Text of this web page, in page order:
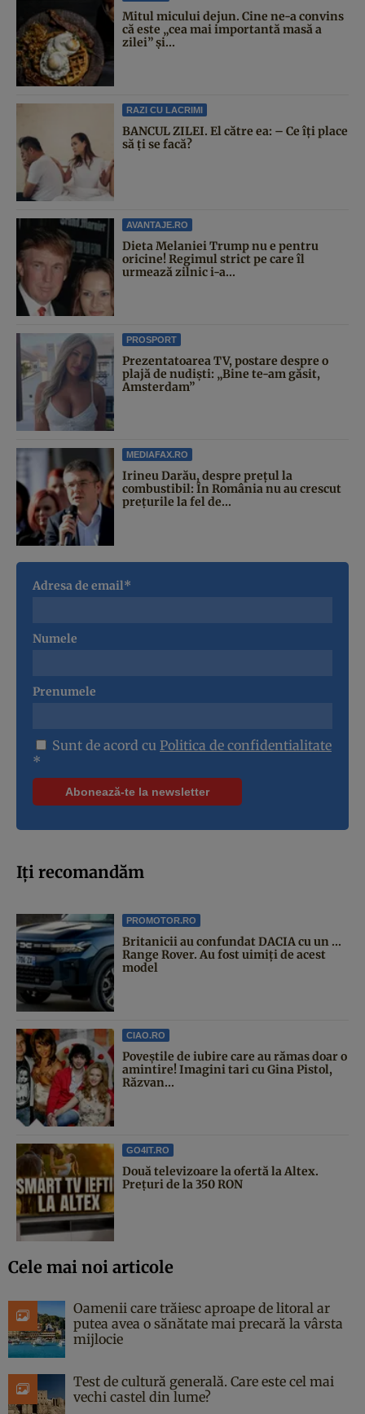
Mitul micului dejun. Cine ne-a convins
că este „cea mai importantă masă a
zilei” și...
RAZI CU LACRIMI
BANCUL ZILEI. El către ea: – Ce îți place
să ți se facă?
AVANTAJE.RO
Dieta Melaniei Trump nu e pentru
oricine! Regimul strict pe care îl
urmează zilnic i-a...
PROSPORT
Prezentatoarea TV, postare despre o
plajă de nudiști: „Bine te-am găsit,
Amsterdam”
MEDIAFAX.RO
Irineu Darău, despre prețul la
combustibil: În România nu au crescut
prețurile la fel de...
Adresa de email*
Numele
Prenumele
Sunt de acord cu Politica de confidentialitate
*
Iți recomandăm
PROMOTOR.RO
Britanicii au confundat DACIA cu un ...
Range Rover. Au fost uimiți de acest
model
CIAO.RO
Poveştile de iubire care au rămas doar o
amintire! Imagini tari cu Gina Pistol,
Răzvan...
GO4IT.RO
Două televizoare la ofertă la Altex.
Prețuri de la 350 RON
Cele mai noi articole
Oamenii care trăiesc aproape de litoral ar
putea avea o sănătate mai precară la vârsta
mijlocie
Test de cultură generală. Care este cel mai
vechi castel din lume?